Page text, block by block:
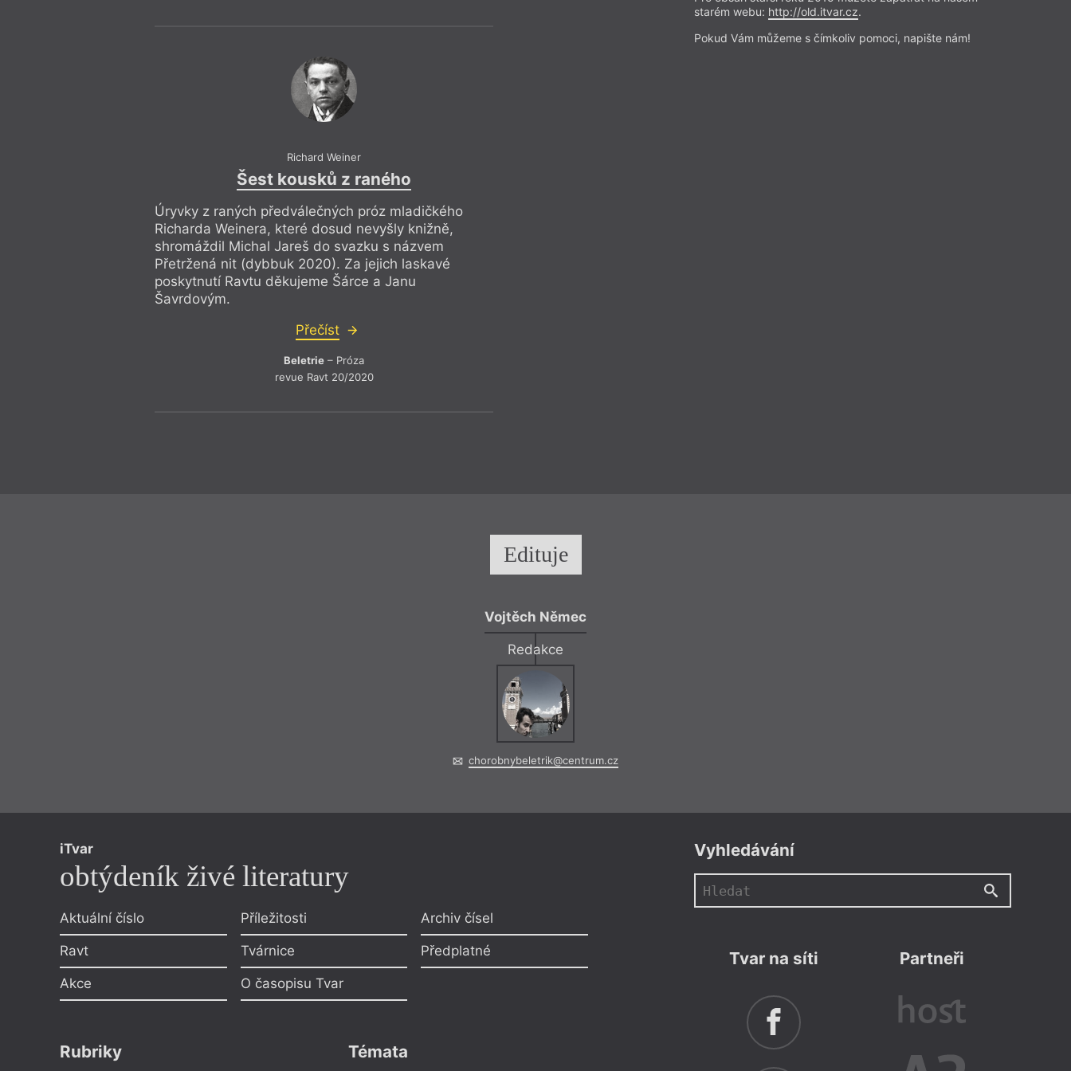
Richard Weiner
Šest kousků z raného
Úryvky z raných předválečných próz mladičkého
Richarda Weinera, které dosud nevyšly knižně,
shromáždil Michal Jareš do svazku s názvem
Přetržená nit (dybbuk 2020). Za jejich laskavé
poskytnutí Ravtu děkujeme Šárce a Janu
Šavrdovým.
Přečíst
Beletrie – Próza
revue Ravt 20/2020
starém webu: http://old.itvar.cz.
Pokud Vám můžeme s čímkoliv pomoci, napište nám!
Edituje
Vojtěch Němec
Redakce
chorobnybeletrik@centrum.cz
iTvar
obtýdeník živé literatury
Aktuální číslo
Ravt
Akce
Příležitosti
Tvárnice
O časopisu Tvar
Archiv čísel
Předplatné
Rubriky Témata
Vyhledávání
Tvar na síti Partneři